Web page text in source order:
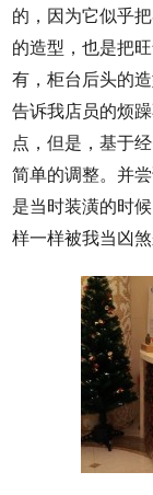
的，因为它似乎
的造型，也是把
有，柜台后头的
告诉我店员的烦
点，但是，基于
简单的调整。并
是当时装潢的时
样一样被我当凶煞